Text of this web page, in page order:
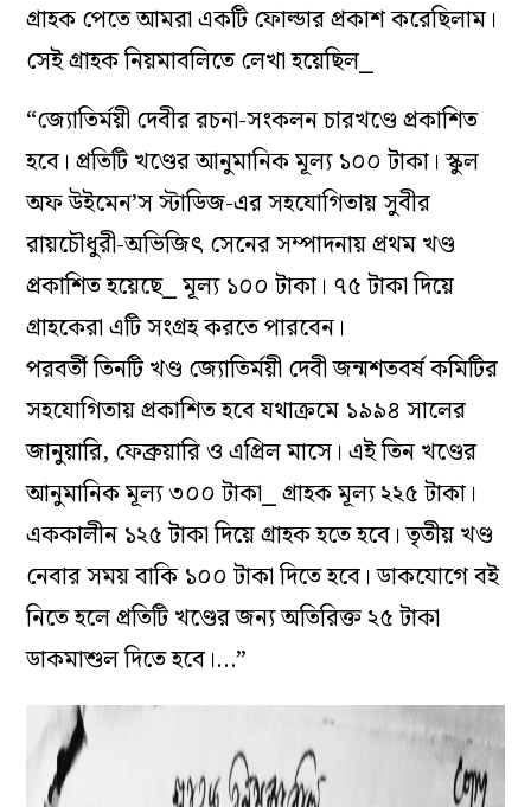
গ্রাহক পেতে আমরা একটি ফোল্ডার প্রকাশ করেছিলাম।
সেই গ্রাহক নিয়মাবলিতে লেখা হয়েছিল⎯
“জ্যোতির্ময়ী দেবীর রচনা-সংকলন চারখণ্ডে প্রকাশিত
হবে। প্রতিটি খণ্ডের আনুমানিক মূল্য ১০০ টাকা। স্কুল
অফ উইমেন’স স্টাডিজ-এর সহযোগিতায় সুবীর
রায়চৌধুরী-অভিজিৎ সেনের সম্পাদনায় প্রথম খণ্ড
প্রকাশিত হয়েছে⎯ মূল্য ১০০ টাকা। ৭৫ টাকা দিয়ে
গ্রাহকেরা এটি সংগ্রহ করতে পারবেন।
পরবর্তী তিনটি খণ্ড জ্যোতির্ময়ী দেবী জন্মশতবর্ষ কমিটির
সহযোগিতায় প্রকাশিত হবে যথাক্রমে ১৯৯৪ সালের
জানুয়ারি, ফেব্রুয়ারি ও এপ্রিল মাসে। এই তিন খণ্ডের
আনুমানিক মূল্য ৩০০ টাকা⎯ গ্রাহক মূল্য ২২৫ টাকা।
এককালীন ১২৫ টাকা দিয়ে গ্রাহক হতে হবে। তৃতীয় খণ্ড
নেবার সময় বাকি ১০০ টাকা দিতে হবে। ডাকযোগে বই
নিতে হলে প্রতিটি খণ্ডের জন্য অতিরিক্ত ২৫ টাকা
ডাকমাশুল দিতে হবে।…”